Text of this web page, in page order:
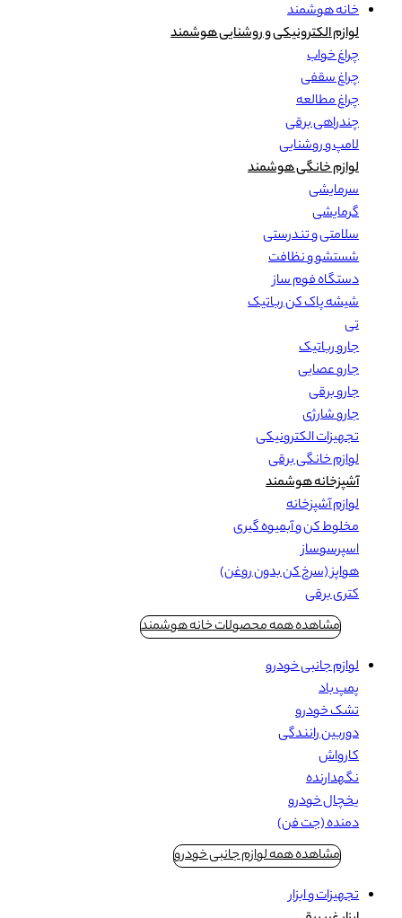
خانه هوشمند
لوازم الکترونیکی و روشنایی هوشمند
چراغ خواب
چراغ سقفی
چراغ مطالعه
چندراهی برقی
لامپ و روشنایی
لوازم خانگی هوشمند
سرمایشی
گرمایشی
سلامتی و تندرستی
شستشو و نظافت
دستگاه فوم ساز
شیشه پاک کن رباتیک
تی
جارو رباتیک
جارو عصایی
جارو برقی
جارو شارژی
تجهیزات الکترونیکی
لوازم خانگی برقی
آشپزخانه هوشمند
لوازم آشپزخانه
مخلوط کن و آبمیوه گیری
اسپرسوساز
هواپز (سرخ کن بدون روغن)
کتری برقی
مشاهده همه محصولات خانه هوشمند
لوازم جانبی خودرو
پمپ باد
تشک خودرو
دوربین رانندگی
کارواش
نگهدارنده
یخچال خودرو
دمنده (جت فن)
مشاهده همه لوازم جانبی خودرو
تجهیزات و ابزار